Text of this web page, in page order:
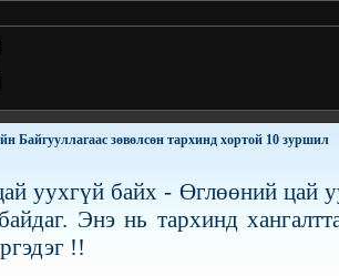
Байгууллагаас зөвөлсөн тархинд хортой 10 зуршил
уухгүй байх - Өглөөний цай
Энэ нь тархинд
!!